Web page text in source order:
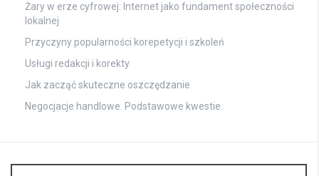
Żary w erze cyfrowej: Internet jako fundament społeczności
lokalnej
Przyczyny popularności korepetycji i szkoleń
Usługi redakcji i korekty
Jak zacząć skuteczne oszczędzanie
Negocjacje handlowe. Podstawowe kwestie.